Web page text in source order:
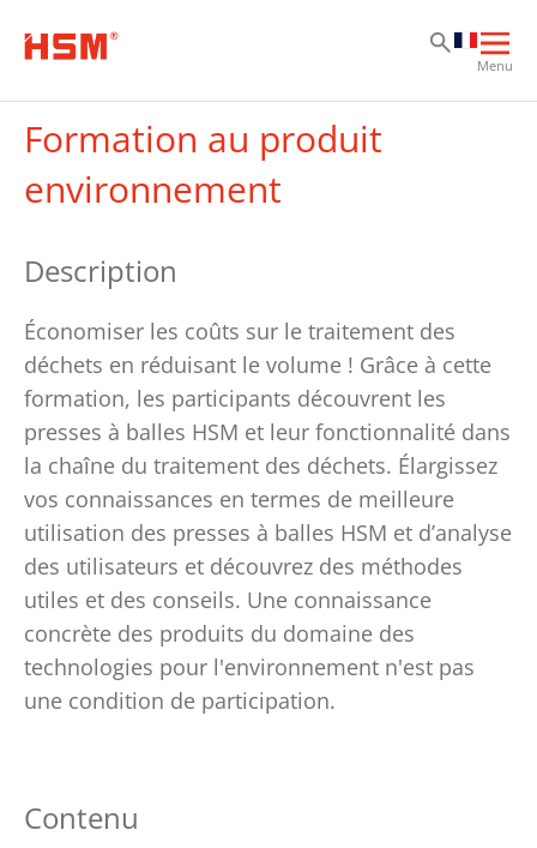
la
Menu
Formation au produit
environnement
Description
Économiser les coûts sur le traitement des
déchets en réduisant le volume ! Grâce à cette
formation, les participants découvrent les
presses à balles HSM et leur fonctionnalité dans
la chaîne du traitement des déchets. Élargissez
vos connaissances en termes de meilleure
utilisation des presses à balles HSM et d’analyse
des utilisateurs et découvrez des méthodes
utiles et des conseils. Une connaissance
concrète des produits du domaine des
technologies pour l'environnement n'est pas
une condition de participation.
Contenu